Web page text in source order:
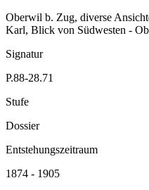
Oberwil b. Zug, diverse
Karl, Blick von Südwesten -
Signatur
P.88-28.71
Stufe
Dossier
Entstehungszeitraum
1874 - 1905